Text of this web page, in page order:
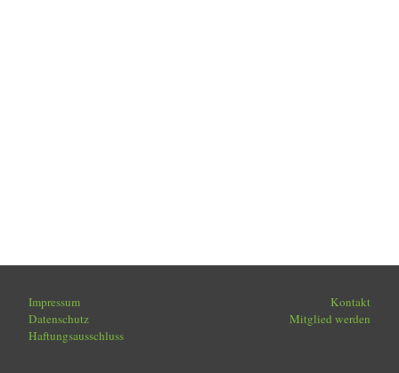
Impressum
Datenschutz
Haftungsausschluss
Kontakt
Mitglied werden